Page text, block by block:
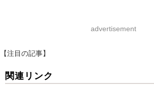
advertisement
【注目の記事】
関連リンク